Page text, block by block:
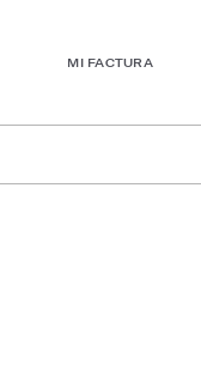
MI FACTURA